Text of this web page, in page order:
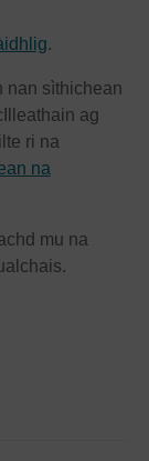
.
nan sìthichean
ag
ri na
na
mu na